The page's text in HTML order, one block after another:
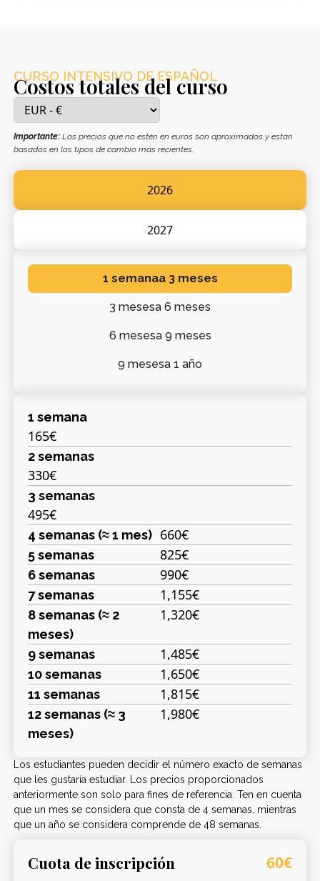
2026
2027
1 semanaa 3 meses
3 mesesa 6 meses
6 mesesa 9 meses
9 mesesa 1 año
1 semana
165€
2 semanas
330€
3 semanas
495€
4 semanas (≈ 1 mes) 660€
5 semanas 825€
6 semanas 990€
7 semanas 1,155€
8 semanas (≈ 2
meses)
1,320€
9 semanas 1,485€
10 semanas 1,650€
11 semanas 1,815€
12 semanas (≈ 3
meses)
1,980€
Los estudiantes pueden decidir el número exacto de semanas
que les gustaría estudiar. Los precios proporcionados
anteriormente son solo para fines de referencia. Ten en cuenta
que un mes se considera que consta de 4 semanas, mientras
que un año se considera comprende de 48 semanas.
Cuota de inscripción 60€
CURSO INTENSIVO DE ESPAÑOL
Costos totales del curso
Importante:Los precios que no estén en euros son aproximados y están
basados en los tipos de cambio más recientes.